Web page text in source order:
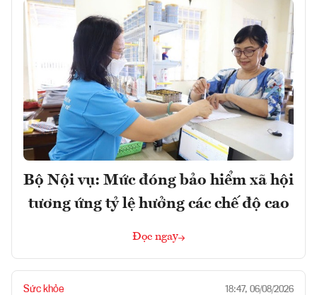
Bộ Nội vụ: Mức đóng bảo hiểm xã hội
tương ứng tỷ lệ hưởng các chế độ cao
Đọc ngay
Sức khỏe 18:47, 06/08/2026